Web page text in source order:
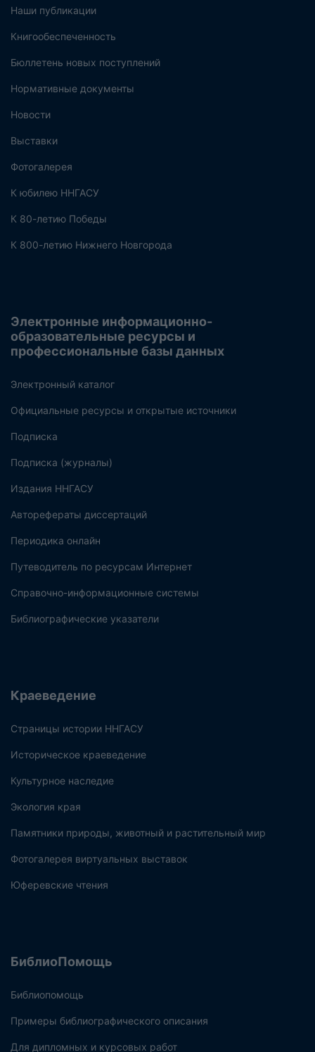
Наши публикации
Книгообеспеченность
Бюллетень новых поступлений
Нормативные документы
Новости
Выставки
Фотогалерея
К юбилею ННГАСУ
К 80-летию Победы
К 800-летию Нижнего Новгорода
Электронные информационно-
образовательные ресурсы и
профессиональные базы данных
Электронный каталог
Официальные ресурсы и открытые источники
Подписка
Подписка (журналы)
Издания ННГАСУ
Авторефераты диссертаций
Периодика онлайн
Путеводитель по ресурсам Интернет
Справочно-информационные системы
Библиографические указатели
Краеведение
Страницы истории ННГАСУ
Историческое краеведение
Культурное наследие
Экология края
Памятники природы, животный и растительный мир
Фотогалерея виртуальных выставок
Юферевские чтения
БиблиоПомощь
Библиопомощь
Примеры библиографического описания
Для дипломных и курсовых работ